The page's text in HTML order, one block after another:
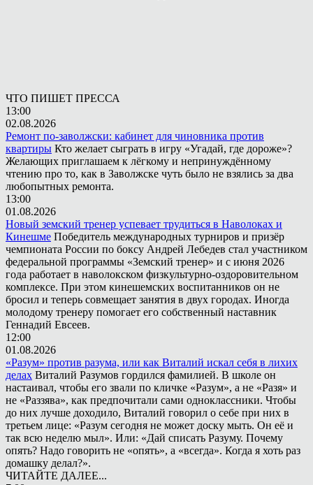
ЧТО ПИШЕТ ПРЕССА
13:00
02.08.2026
Ремонт по-заволжски: кабинет для чиновника против
квартиры Кто желает сыграть в игру «Угадай, где дороже»?
Желающих приглашаем к лёгкому и непринуждённому
чтению про то, как в Заволжске чуть было не взялись за два
любопытных ремонта.
13:00
01.08.2026
Новый земский тренер успевает трудиться в Наволоках и
Кинешме Победитель международных турниров и призёр
чемпионата России по боксу Андрей Лебедев стал участником
федеральной программы «Земский тренер» и с июня 2026
года работает в наволокском физкультурно-оздоровительном
комплексе. При этом кинешемских воспитанников он не
бросил и теперь совмещает занятия в двух городах. Иногда
молодому тренеру помогает его собственный наставник
Геннадий Евсеев.
12:00
01.08.2026
«Разум» против разума, или как Виталий искал себя в лихих
делах Виталий Разумов гордился фамилией. В школе он
настаивал, чтобы его звали по кличке «Разум», а не «Разя» и
не «Раззява», как предпочитали сами одноклассники. Чтобы
до них лучше доходило, Виталий говорил о себе при них в
третьем лице: «Разум сегодня не может доску мыть. Он её и
так всю неделю мыл». Или: «Дай списать Разуму. Почему
опять? Надо говорить не «опять», а «всегда». Когда я хоть раз
домашку делал?».
ЧИТАЙТЕ ДАЛЕЕ...